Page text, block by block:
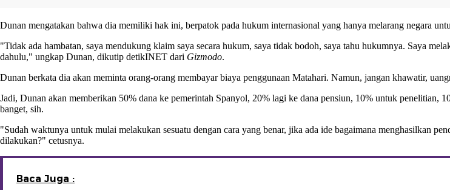
Dunan mengatakan bahwa dia memiliki hak ini, berpatok pada hukum internasional yang hanya melarang negara
"Tidak ada hambatan, saya mendukung klaim saya secara hukum, saya tidak bodoh, saya tahu hukumnya. Saya
dahulu," ungkap Dunan, dikutip detikINET dari Gizmodo.
Dunan berkata dia akan meminta orang-orang membayar biaya penggunaan Matahari. Namun, jangan khawatir,
Jadi, Dunan akan memberikan 50% dana ke pemerintah Spanyol, 20% lagi ke dana pensiun, 10% untuk
banget, sih.
"Sudah waktunya untuk mulai melakukan sesuatu dengan cara yang benar, jika ada ide bagaimana menghasilkan
dilakukan?" cetusnya.
Baca Juga :